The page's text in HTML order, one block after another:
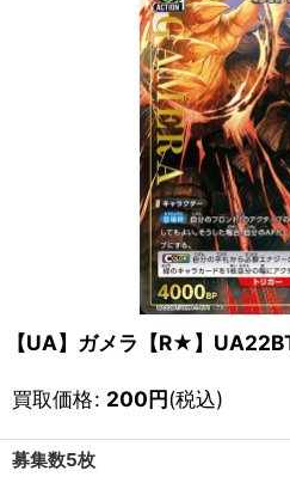
【UA】ガメラ【R★】
買取価格: 200円(税込)
募集数5枚